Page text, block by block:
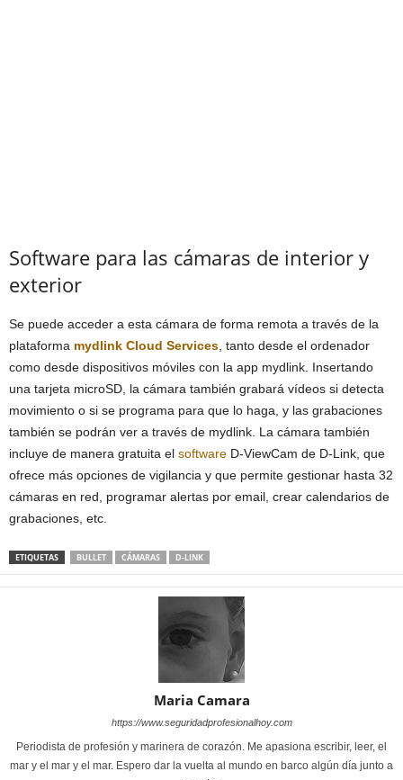
Software para las cámaras de interior y
exterior
Se puede acceder a esta cámara de forma remota a través de la
plataforma mydlink Cloud Services , tanto desde el ordenador
como desde dispositivos móviles con la app mydlink. Insertando
una tarjeta microSD, la cámara también grabará vídeos si detecta
movimiento o si se programa para que lo haga, y las grabaciones
también se podrán ver a través de mydlink. La cámara también
incluye de manera gratuita el software D-ViewCam de D-Link, que
ofrece más opciones de vigilancia y que permite gestionar hasta 32
cámaras en red, programar alertas por email, crear calendarios de
grabaciones, etc.
ETIQUETAS BULLET CÁMARAS D-LINK
Maria Camara
https://www.seguridadprofesionalhoy.com
Periodista de profesión y marinera de corazón. Me apasiona escribir, leer, el
mar y el mar y el mar. Espero dar la vuelta al mundo en barco algún día junto a